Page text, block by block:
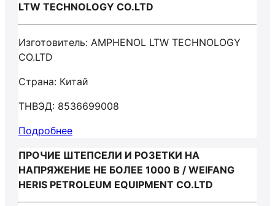
LTW TECHNOLOGY CO.LTD
Изготовитель: AMPHENOL LTW TECHNOLOGY
CO.LTD
Страна: Китай
ТНВЭД: 8536699008
Подробнее
ПРОЧИЕ ШТЕПСЕЛИ И РОЗЕТКИ НА
НАПРЯЖЕНИЕ НЕ БОЛЕЕ 1000 В / WEIFANG
HERIS PETROLEUM EQUIPMENT CO.LTD